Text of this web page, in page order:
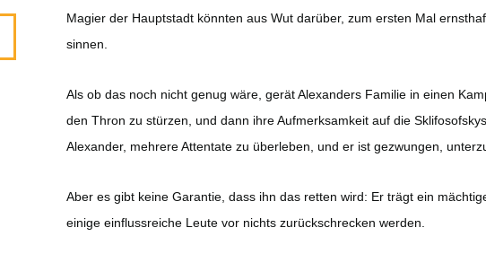
Magier der Hauptstadt könnten aus Wut darüber, zum ersten Mal
sinnen.
Als ob das noch nicht genug wäre, gerät Alexanders Familie in einen
den Thron zu stürzen, und dann ihre Aufmerksamkeit auf die
Alexander, mehrere Attentate zu überleben, und er ist gezwungen,
Aber es gibt keine Garantie, dass ihn das retten wird: Er trägt ein
einige einflussreiche Leute vor nichts zurückschrecken werden.